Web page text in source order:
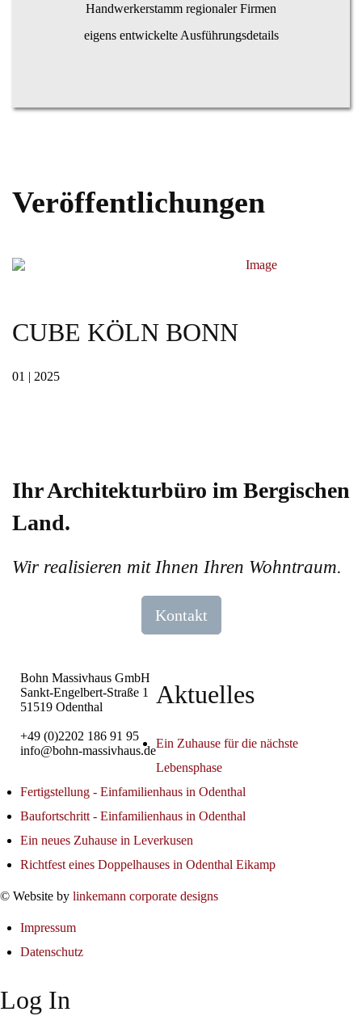
Handwerkerstamm regionaler Firmen
eigens entwickelte Ausführungsdetails
Veröffentlichungen
CUBE KÖLN BONN
01 | 2025
Ihr Architekturbüro im Bergischen
Land.
Wir realisieren mit Ihnen Ihren Wohntraum.
Kontakt
Bohn Massivhaus GmbH
Sankt-Engelbert-Straße 1
51519 Odenthal
+49 (0)2202 186 91 95
info@bohn-massivhaus.de
Aktuelles
Ein Zuhause für die nächste
Lebensphase
Fertigstellung - Einfamilienhaus in Odenthal
Baufortschritt - Einfamilienhaus in Odenthal
Ein neues Zuhause in Leverkusen
Richtfest eines Doppelhauses in Odenthal Eikamp
© Website by linkemann corporate designs
Impressum
Datenschutz
Log In